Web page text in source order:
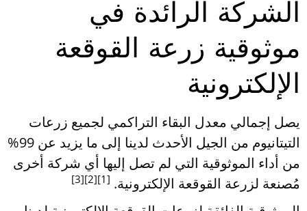
الشركة الرائدة في
موثوقية زرعة القوقعة
الإلكترونية
يصل إجمالي معدل البقاء التراكمي لجميع زرعات
التيتانيوم من الجيل الأحدث لدينا إلى ما يزيد عن 99%
من أداء الموثوقية التي لم تصل إليها أي شركة أخرى
مُصنعة لزرعة القوقعة الإلكترونية.‎ ‏ [1]
[2]
[3]